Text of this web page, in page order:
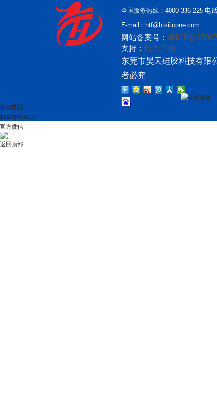
全国服务热线：4000-336-225 电
E-mail：htf@htsilicone.com
网站备案号： 粤ICP备
支持： 给力营销
东莞市昊天硅胶科技有限
者必究
在线客服
客服电话
18998060557
官方微信
返回顶部